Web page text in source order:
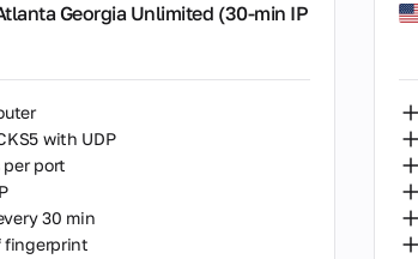
$50.00
Georgia Unlimited (30‑min IP
with UDP
per port
30 min
fingerprint